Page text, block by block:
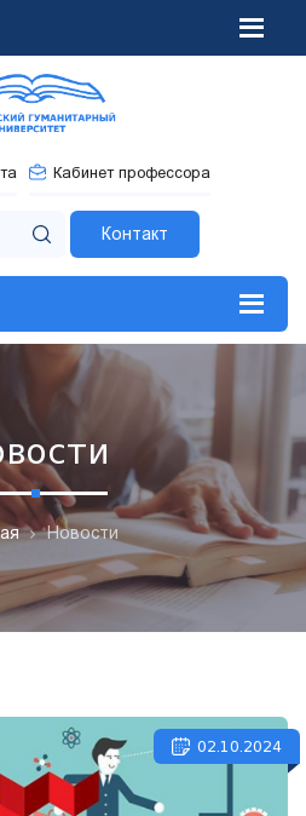
Кабинет профессора
Контакт
Новости
02.10.2024